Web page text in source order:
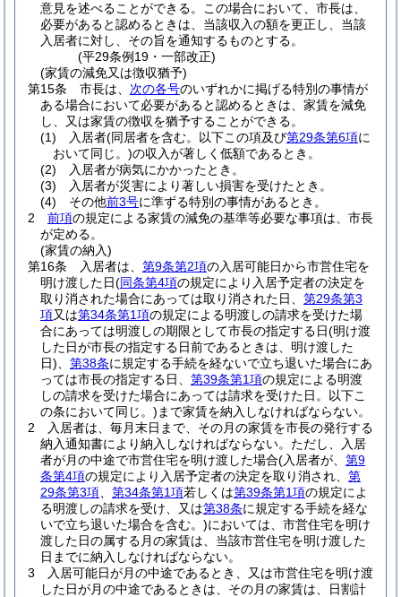
意見を述べることができる。
この場合において、市長は、
必要があると認めるときは、当該収入の額を更正し、当該
入居者に対し、その旨を通知するものとする。
(平29条例19・一部改正)
(家賃の減免又は徴収猶予)
第15条
市長は、 次の各号のいずれかに掲げる特別の事情が
ある場合において必要があると認めるときは、家賃を減免
し、又は家賃の徴収を猶予することができる。
(1)
入居者(同居者を含む。以下この項及び第29条第6項に
おいて同じ。)の収入が著しく低額であるとき。
(2)
入居者が病気にかかったとき。
(3)
入居者が災害により著しい損害を受けたとき。
(4)
その他前3号に準ずる特別の事情があるとき。
2
前項の規定による家賃の減免の基準等必要な事項は、市長
が定める。
(家賃の納入)
第16条
入居者は、 第9条第2項の入居可能日から市営住宅を
明け渡した日(同条第4項の規定により入居予定者の決定を
取り消された場合にあっては取り消された日、 第29条第3
項又は第34条第1項の規定による明渡しの請求を受けた場
合にあっては明渡しの期限として市長の指定する日(明け渡
した日が市長の指定する日前であるときは、明け渡した
日)
第38条に規定する手続を経ないで立ち退いた場合にあ
っては市長の指定する日、 第39条第1項の規定による明渡
しの請求を受けた場合にあっては請求を受けた日。以下こ
の条において同じ。) まで家賃を納入しなければならない。
2
入居者は、毎月末日まで、その月の家賃を市長の発行する
納入通知書により納入しなければならない。 ただし、入居
者が月の中途で市営住宅を明け渡した場合(入居者が、 第9
条第4項の規定により入居予定者の決定を取り消され、 第
29条第3項
第34条第1項若しくは第39条第1項の規定によ
る明渡しの請求を受け、又は第38条に規定する手続を経な
いで立ち退いた場合を含む。)においては、市営住宅を明け
渡した日の属する月の家賃は、当該市営住宅を明け渡した
日までに納入しなければならない。
3
入居可能日が月の中途であるとき、又は市営住宅を明け渡
した日が月の中途であるときは、その月の家賃は、日割計